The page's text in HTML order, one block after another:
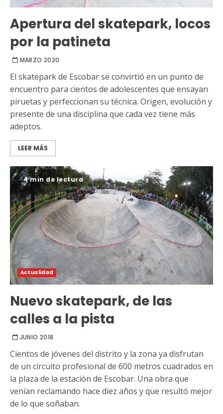
Apertura del skatepark, locos
por la patineta
MARZO 2020
El skatepark de Escobar se convirtió en un punto de
encuentro para cientos de adolescentes que ensayan
piruetas y perfeccionan su técnica. Origen, evolución y
presente de una disciplina que cada vez tiene más
adeptos.
LEER MÁS
4 min de lectura
Actualidad
Nuevo skatepark, de las
calles a la pista
JUNIO 2018
Cientos de jóvenes del distrito y la zona ya disfrutan
de un circuito profesional de 600 metros cuadrados en
la plaza de la estación de Escobar. Una obra que
venían reclamando hace diez años y que resultó mejor
de lo que soñaban.